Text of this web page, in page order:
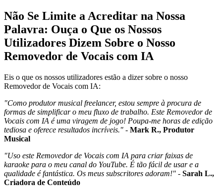
Não Se Limite a Acreditar na Nossa
Palavra: Ouça o Que os Nossos
Utilizadores Dizem Sobre o Nosso
Removedor de Vocais com IA
Eis o que os nossos utilizadores estão a dizer sobre o nosso
Removedor de Vocais com IA:
"Como produtor musical freelancer, estou sempre à procura de
formas de simplificar o meu fluxo de trabalho. Este Removedor de
Vocais com IA é uma viragem de jogo! Poupa-me horas de edição
tediosa e oferece resultados incríveis." - Mark R., Produtor
Musical
"Uso este Removedor de Vocais com IA para criar faixas de
karaoke para o meu canal do YouTube. É tão fácil de usar e a
qualidade é fantástica. Os meus subscritores adoram!" - Sarah L.,
Criadora de Conteúdo